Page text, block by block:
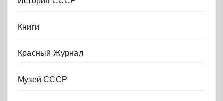
Книги
Красный Журнал
Музей СССР